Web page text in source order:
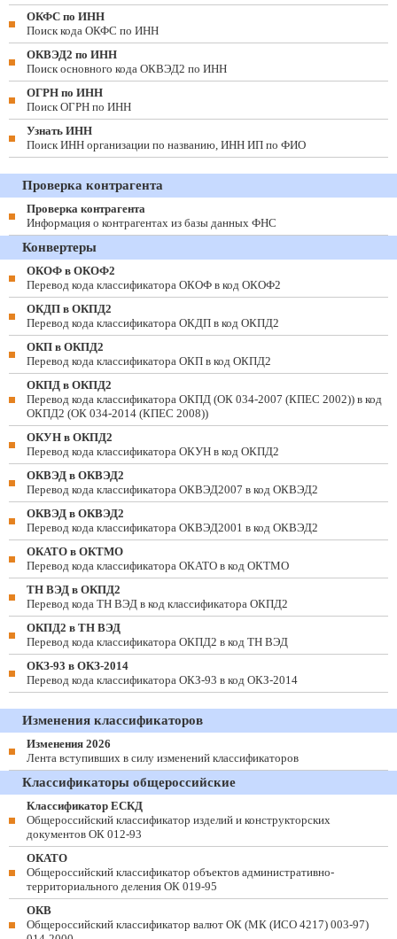
ОКФС по ИНН
Поиск кода ОКФС по ИНН
ОКВЭД2 по ИНН
Поиск основного кода ОКВЭД2 по ИНН
ОГРН по ИНН
Поиск ОГРН по ИНН
Узнать ИНН
Поиск ИНН организации по названию, ИНН ИП по ФИО
Проверка контрагента
Проверка контрагента
Информация о контрагентах из базы данных ФНС
Конвертеры
ОКОФ в ОКОФ2
Перевод кода классификатора ОКОФ в код ОКОФ2
ОКДП в ОКПД2
Перевод кода классификатора ОКДП в код ОКПД2
ОКП в ОКПД2
Перевод кода классификатора ОКП в код ОКПД2
ОКПД в ОКПД2
Перевод кода классификатора ОКПД (ОК 034-2007 (КПЕС 2002)) в код
ОКПД2 (ОК 034-2014 (КПЕС 2008))
ОКУН в ОКПД2
Перевод кода классификатора ОКУН в код ОКПД2
ОКВЭД в ОКВЭД2
Перевод кода классификатора ОКВЭД2007 в код ОКВЭД2
ОКВЭД в ОКВЭД2
Перевод кода классификатора ОКВЭД2001 в код ОКВЭД2
ОКАТО в ОКТМО
Перевод кода классификатора ОКАТО в код ОКТМО
ТН ВЭД в ОКПД2
Перевод кода ТН ВЭД в код классификатора ОКПД2
ОКПД2 в ТН ВЭД
Перевод кода классификатора ОКПД2 в код ТН ВЭД
ОКЗ-93 в ОКЗ-2014
Перевод кода классификатора ОКЗ-93 в код ОКЗ-2014
Изменения классификаторов
Изменения 2026
Лента вступивших в силу изменений классификаторов
Классификаторы общероссийские
Классификатор ЕСКД
Общероссийский классификатор изделий и конструкторских
документов ОК 012-93
ОКАТО
Общероссийский классификатор объектов административно-
территориального деления ОК 019-95
ОКВ
Общероссийский классификатор валют ОК (МК (ИСО 4217) 003-97)